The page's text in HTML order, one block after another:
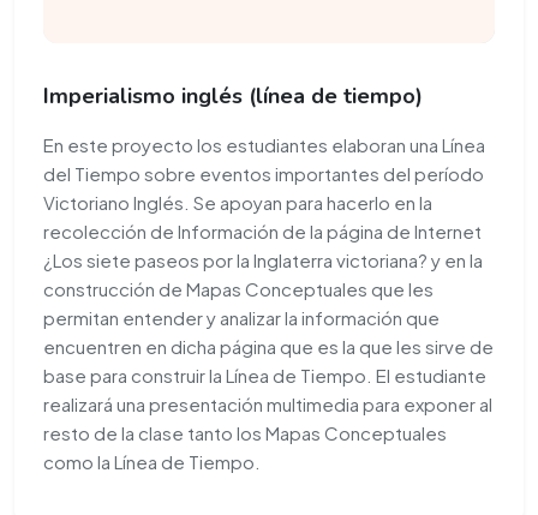
Imperialismo inglés (línea de tiempo)
En este proyecto los estudiantes elaboran una Línea
del Tiempo sobre eventos importantes del período
Victoriano Inglés. Se apoyan para hacerlo en la
recolección de Información de la página de Internet
¿Los siete paseos por la Inglaterra victoriana? y en la
construcción de Mapas Conceptuales que les
permitan entender y analizar la información que
encuentren en dicha página que es la que les sirve de
base para construir la Línea de Tiempo. El estudiante
realizará una presentación multimedia para exponer al
resto de la clase tanto los Mapas Conceptuales
como la Línea de Tiempo.